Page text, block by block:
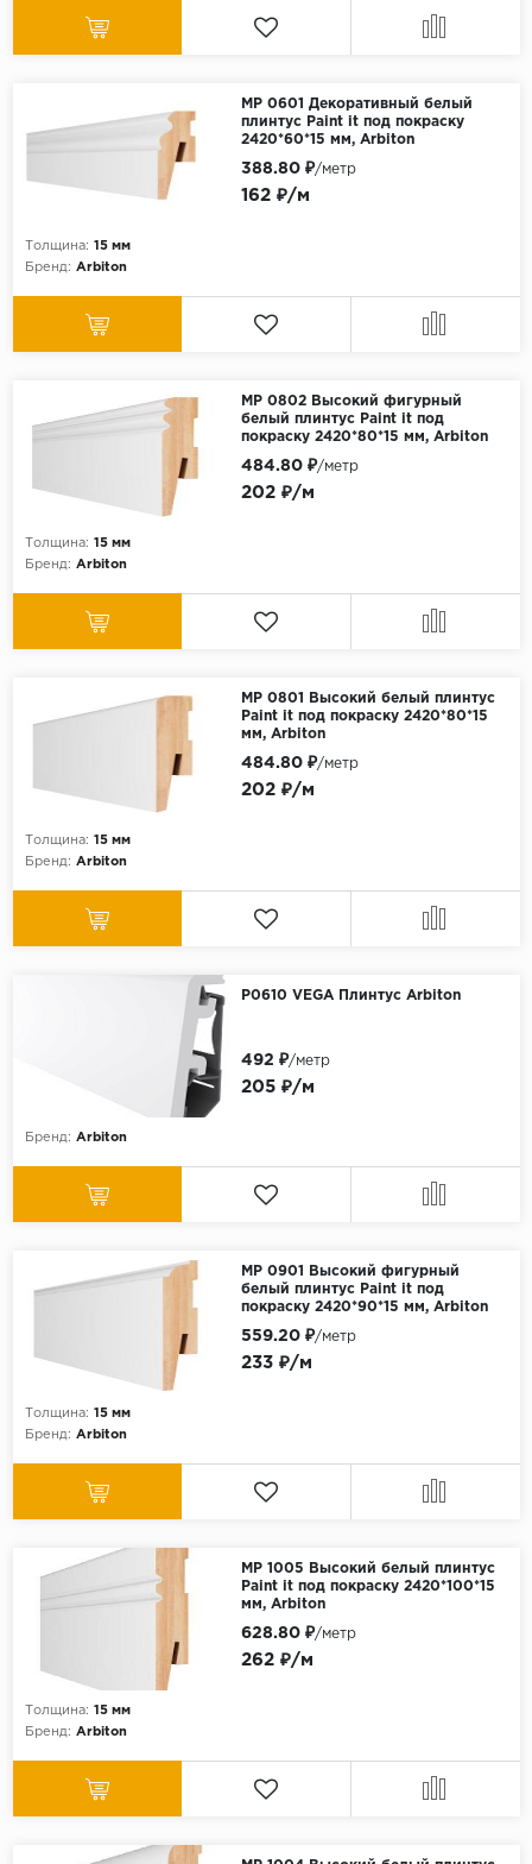
МР 0601 Декоративный белый
плинтус Paint it под покраску
2420*60*15 мм, Arbiton
Толщина: 15 мм
Бренд: Arbiton
162 ₽/м
388.80 ₽/метр
МР 0802 Высокий фигурный
белый плинтус Paint it под
покраску 2420*80*15 мм, Arbiton
Толщина: 15 мм
Бренд: Arbiton
202 ₽/м
484.80 ₽/метр
МР 0801 Высокий белый плинтус
Paint it под покраску 2420*80*15
мм, Arbiton
Толщина: 15 мм
Бренд: Arbiton
202 ₽/м
484.80 ₽/метр
Р0610 VEGA Плинтус Arbiton
Бренд: Arbiton
205 ₽/м
492 ₽/метр
МР 0901 Высокий фигурный
белый плинтус Paint it под
покраску 2420*90*15 мм, Arbiton
Толщина: 15 мм
Бренд: Arbiton
233 ₽/м
559.20 ₽/метр
МР 1005 Высокий белый плинтус
Paint it под покраску 2420*100*15
мм, Arbiton
Толщина: 15 мм
Бренд: Arbiton
262 ₽/м
628.80 ₽/метр